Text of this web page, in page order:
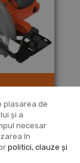
plasarea de
și a
necesar
în
politici, clauze și
SAW (Type
1)